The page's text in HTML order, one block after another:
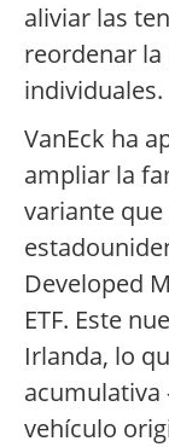
aliviar las
reordenar la
individuales.
VanEck ha
ampliar la
variante que
Developed
ETF. Este
Irlanda, lo
vehículo